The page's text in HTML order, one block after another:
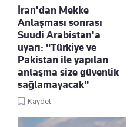
İran'dan Mekke
Anlaşması sonrası
Suudi Arabistan'a
uyarı: "Türkiye ve
Pakistan ile yapılan
anlaşma size güvenlik
sağlamayacak"
Kaydet